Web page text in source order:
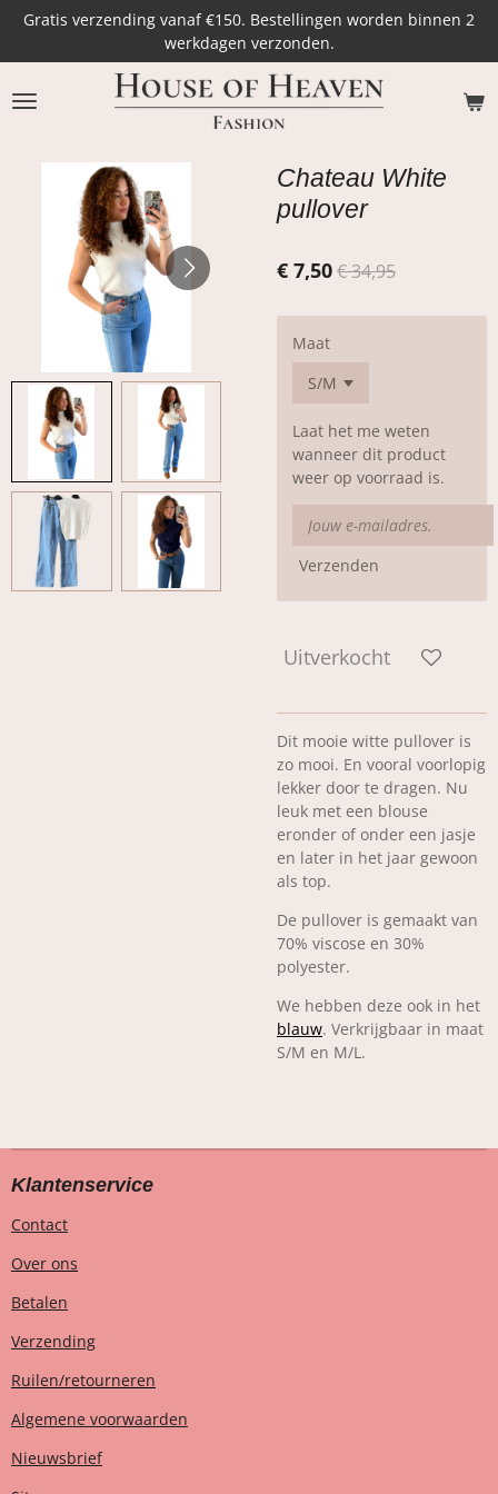
Ga
naar
de
hoofdinhoud
Gratis verzending vanaf €150. Bestellingen worden binnen 2
werkdagen verzonden.
Chateau White
pullover
€ 7,50€ 34,95
Maat
Laat het me weten
wanneer dit product
weer op voorraad is.
Verzenden
Uitverkocht
Dit mooie witte pullover is
zo mooi. En vooral voorlopig
lekker door te dragen. Nu
leuk met een blouse
eronder of onder een jasje
en later in het jaar gewoon
als top.
De pullover is gemaakt van
70% viscose en 30%
polyester.
We hebben deze ook in het
blauw. Verkrijgbaar in maat
S/M en M/L.
Klantenservice
Contact
Over ons
Betalen
Verzending
Ruilen/retourneren
Algemene voorwaarden
Nieuwsbrief